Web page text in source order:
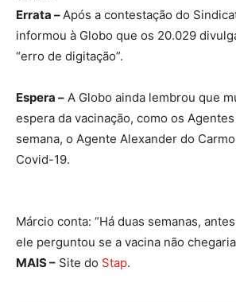
Errata –Após a contestação do
informou à Globo que os 20.029
“erro de digitação”.
Espera – A Globo ainda lembrou que
espera da vacinação, como os
semana, o Agente Alexander do
Covid-19.
Márcio conta: “Há duas semanas,
ele perguntou se a vacina não
MAIS – Site do Stap.